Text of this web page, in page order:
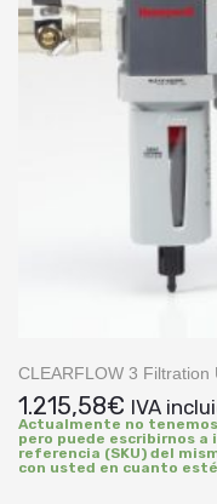
CLEARFLOW 3
1.215,58€ IVA
Actualmente no
pero puede escribirnos
referencia (SKU) del
con usted en cuanto